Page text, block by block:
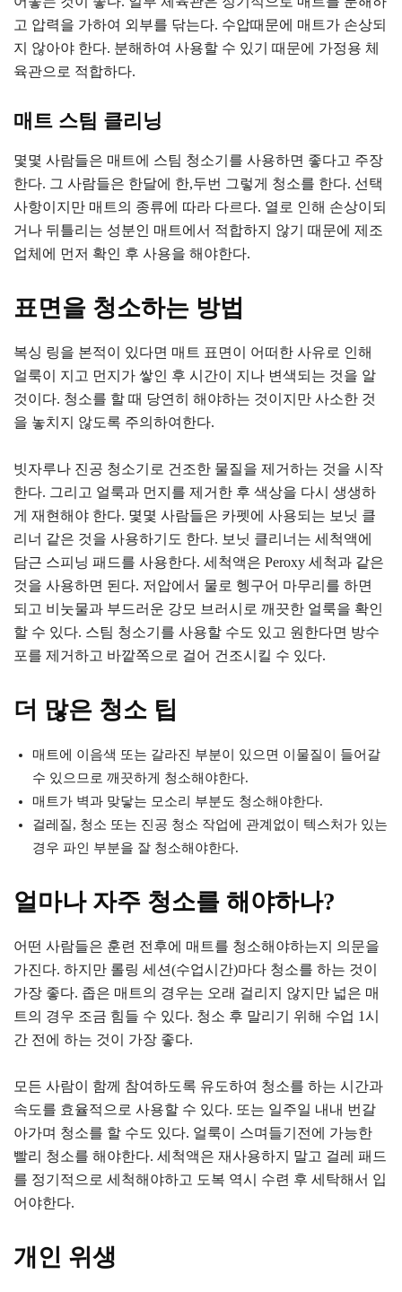
고 압력을 가하여 외부를 닦는다. 수압때문에 매트가 손상되
지 않아야 한다. 분해하여 사용할 수 있기 때문에 가정용 체
육관으로 적합하다.
매트 스팀 클리닝
몇몇 사람들은 매트에 스팀 청소기를 사용하면 좋다고 주장
한다. 그 사람들은 한달에 한,두번 그렇게 청소를 한다. 선택
사항이지만 매트의 종류에 따라 다르다. 열로 인해 손상이되
거나 뒤틀리는 성분인 매트에서 적합하지 않기 때문에 제조
업체에 먼저 확인 후 사용을 해야한다.
표면을 청소하는 방법
복싱 링을 본적이 있다면 매트 표면이 어떠한 사유로 인해
얼룩이 지고 먼지가 쌓인 후 시간이 지나 변색되는 것을 알
것이다. 청소를 할 때 당연히 해야하는 것이지만 사소한 것
을 놓치지 않도록 주의하여한다.
빗자루나 진공 청소기로 건조한 물질을 제거하는 것을 시작
한다. 그리고 얼룩과 먼지를 제거한 후 색상을 다시 생생하
게 재현해야 한다. 몇몇 사람들은 카펫에 사용되는 보닛 클
리너 같은 것을 사용하기도 한다. 보닛 클리너는 세척액에
담근 스피닝 패드를 사용한다. 세척액은 Peroxy 세척과 같은
것을 사용하면 된다. 저압에서 물로 헹구어 마무리를 하면
되고 비눗물과 부드러운 강모 브러시로 깨끗한 얼룩을 확인
할 수 있다. 스팀 청소기를 사용할 수도 있고 원한다면 방수
포를 제거하고 바깥쪽으로 걸어 건조시킬 수 있다.
더 많은 청소 팁
매트에 이음색 또는 갈라진 부분이 있으면 이물질이 들어갈
수 있으므로 깨끗하게 청소해야한다.
매트가 벽과 맞닿는 모소리 부분도 청소해야한다.
걸레질, 청소 또는 진공 청소 작업에 관계없이 텍스처가 있는
경우 파인 부분을 잘 청소해야한다.
얼마나 자주 청소를 해야하나?
어떤 사람들은 훈련 전후에 매트를 청소해야하는지 의문을
가진다. 하지만 롤링 세션(수업시간)마다 청소를 하는 것이
가장 좋다. 좁은 매트의 경우는 오래 걸리지 않지만 넓은 매
트의 경우 조금 힘들 수 있다. 청소 후 말리기 위해 수업 1시
간 전에 하는 것이 가장 좋다.
모든 사람이 함께 참여하도록 유도하여 청소를 하는 시간과
속도를 효율적으로 사용할 수 있다. 또는 일주일 내내 번갈
아가며 청소를 할 수도 있다. 얼룩이 스며들기전에 가능한
빨리 청소를 해야한다. 세척액은 재사용하지 말고 걸레 패드
를 정기적으로 세척해야하고 도복 역시 수련 후 세탁해서 입
어야한다.
개인 위생